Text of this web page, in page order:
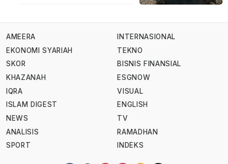
AMEERA
EKONOMI SYARIAH
SKOR
KHAZANAH
IQRA
ISLAM DIGEST
NEWS
ANALISIS
SPORT
INTERNASIONAL
TEKNO
BISNIS FINANSIAL
ESGNOW
VISUAL
ENGLISH
TV
RAMADHAN
INDEKS